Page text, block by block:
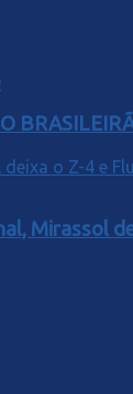
Mirassol